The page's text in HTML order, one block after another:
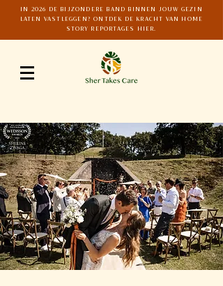
IN 2026 DE BIJZONDERE BAND BINNEN JOUW GEZIN
LATEN VASTLEGGEN? ONTDEK DE KRACHT VAN HOME
STORY REPORTAGES HIER.